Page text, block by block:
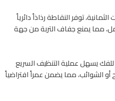
توفر النقاطة رذاذاً دائرياً
مما يمنع جفاف التربة من جهة
للفك يسهل عملية التنظيف السريع
الشوائب، مما يضمن عمراً افتراضياً